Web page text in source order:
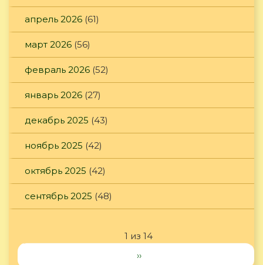
апрель 2026 (61)
март 2026 (56)
февраль 2026 (52)
январь 2026 (27)
декабрь 2025 (43)
ноябрь 2025 (42)
октябрь 2025 (42)
сентябрь 2025 (48)
1 из 14
››